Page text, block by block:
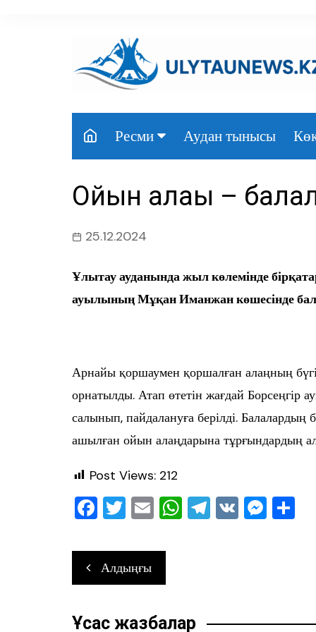
Ресми
Үкімет
Парламент
Аудан тынысы
Ойын алаңы –
25.12.2024
Ұлытау ауданында жыл көлемінде
ауылының Мұқан Иманжан көшесінде
Арнайы қоршаумен қоршалған алаңның
орнатылды. Атап өтетін жағдай
салынып, пайдалануға берілді.
ашылған ойын алаңдарына тұрғындардың
Post Views: 212
F
c
e
o
T
tt
er
E
ai
W
p
T
m
V M
g
Навигация
по
записям
Алдыңғы
Ұқсас жазбалар